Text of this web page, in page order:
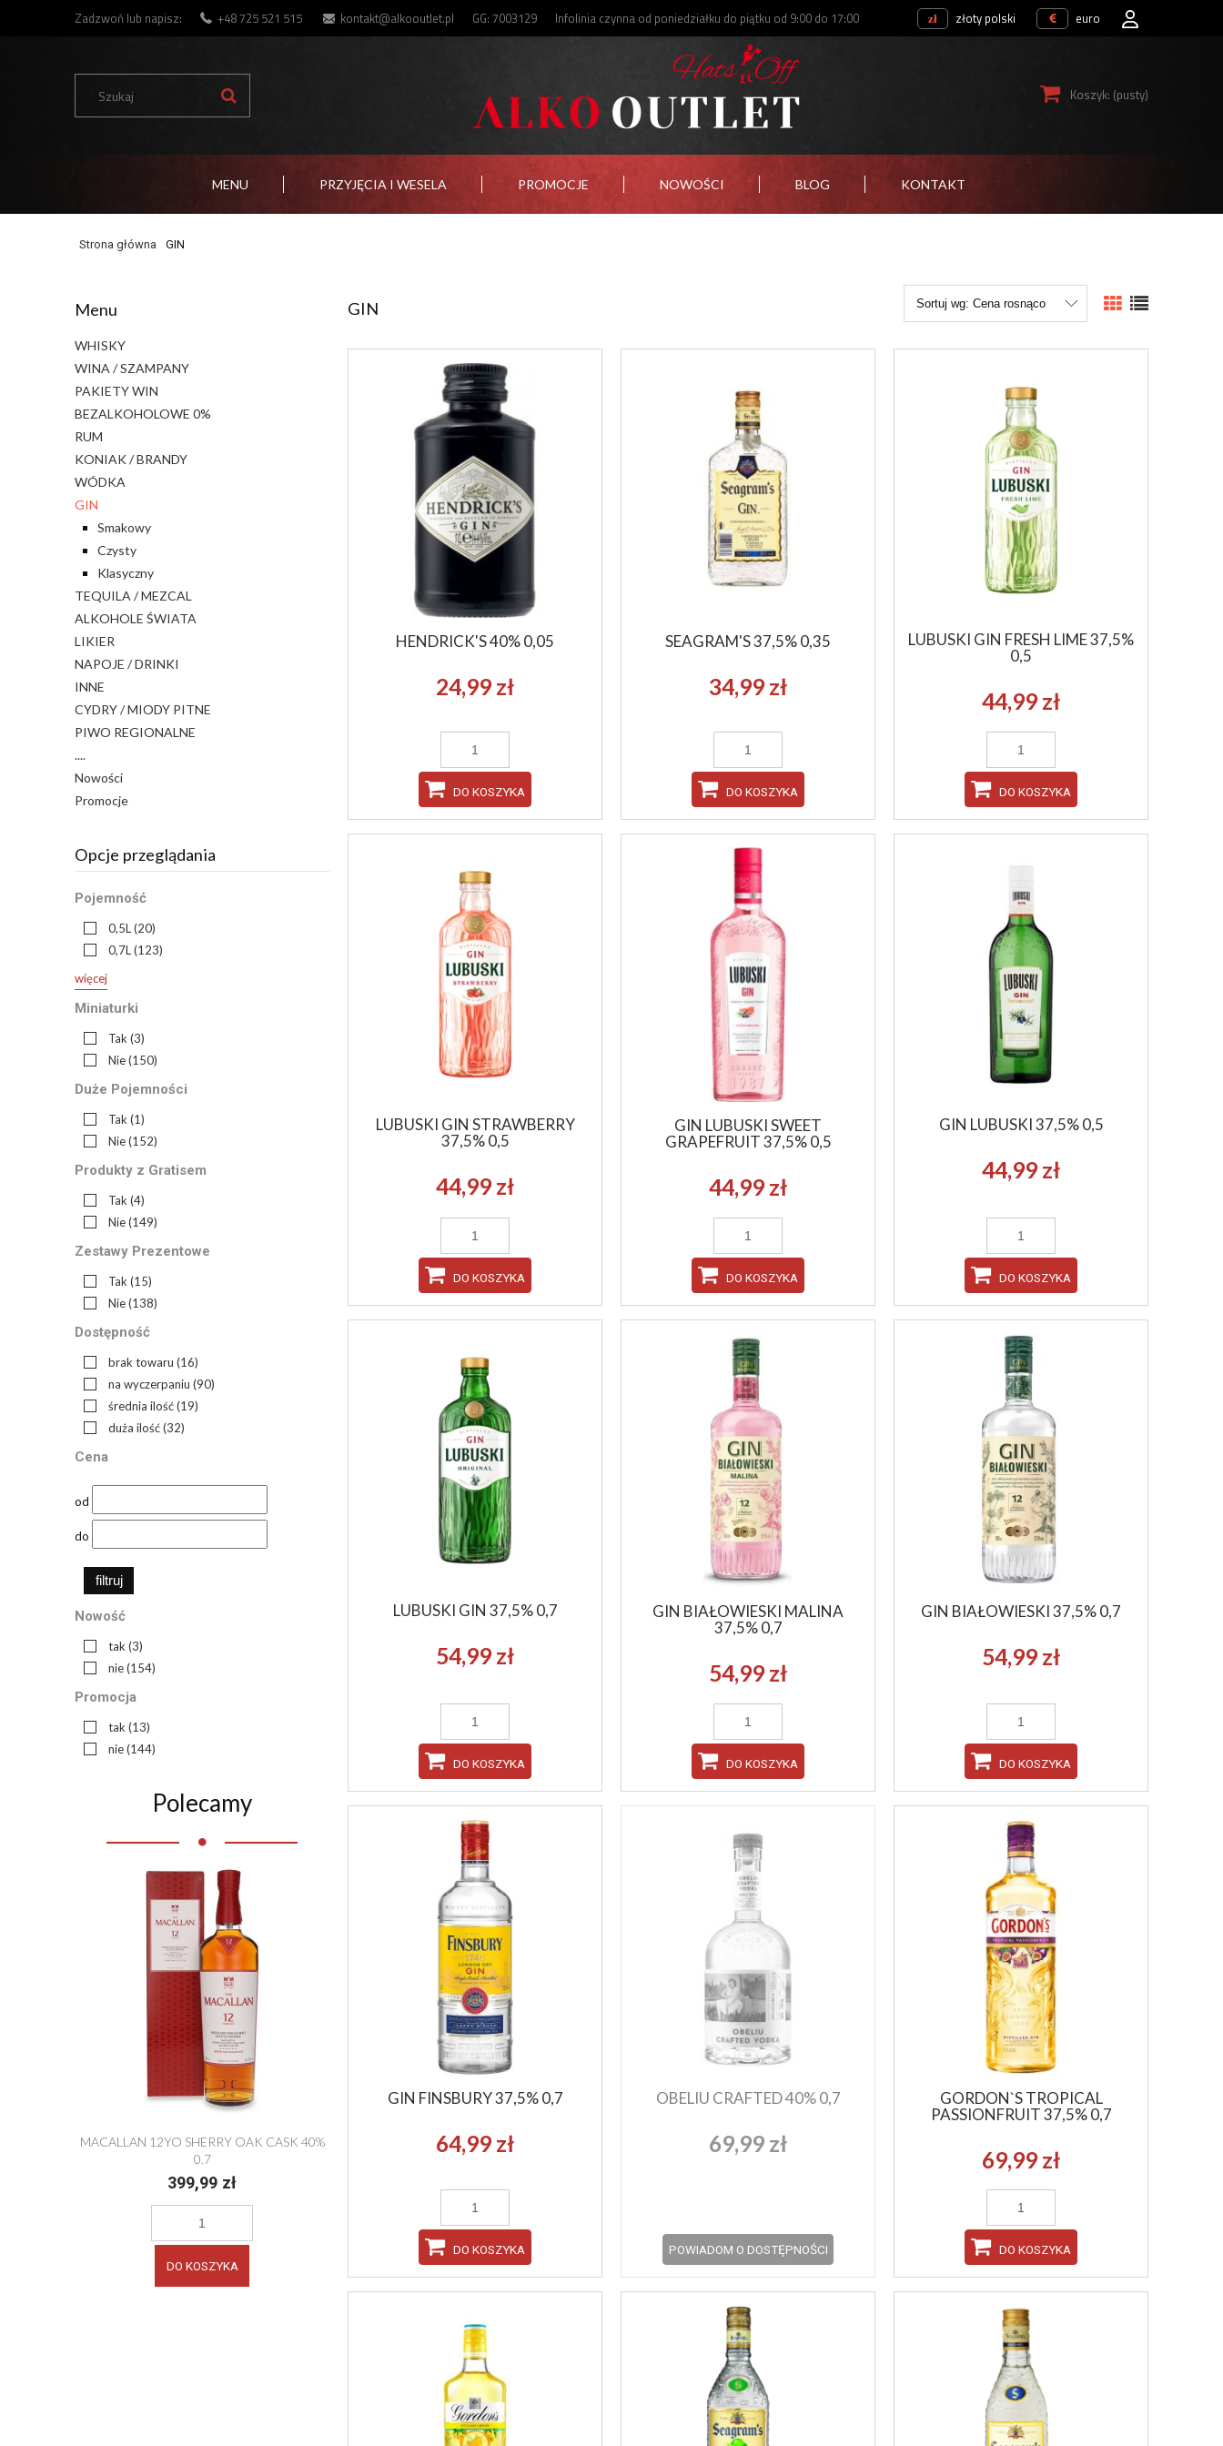
Zadzwoń lub napisz: +48 725 521 515 kontakt@alkooutlet.pl GG: 7003129 Infolinia czynna od poniedziałku do piątku od 9:00 do 17:00 złoty polski euro
Koszyk: (pusty)
MENU PRZYJĘCIA I WESELA PROMOCJE NOWOŚCI BLOG KONTAKT
Strona główna GIN
Menu
WHISKY
WINA / SZAMPANY
PAKIETY WIN
BEZALKOHOLOWE 0%
RUM
KONIAK / BRANDY
WÓDKA
GIN
Smakowy
Czysty
Klasyczny
TEQUILA / MEZCAL
ALKOHOLE ŚWIATA
LIKIER
NAPOJE / DRINKI
INNE
CYDRY / MIODY PITNE
PIWO REGIONALNE
....
Nowości
Promocje
Opcje przeglądania
Pojemność
0,5L (20)
0,7L (123)
więcej
Miniaturki
Tak (3)
Nie(150)
Duże Pojemności
Tak (1)
Nie(152)
Produkty z Gratisem
Tak (4)
Nie(149)
Zestawy Prezentowe
Tak (15)
Nie(138)
Dostępność
brak towaru (16)
na wyczerpaniu (90)
średnia ilość(19)
duża ilość(32)
Cena
od
do
filtruj
Nowość
tak (3)
nie(154)
Promocja
tak (13)
nie(144)
Polecamy
MACALLAN 12YO SHERRY OAK CASK 40%
0,7
399,99 zł
DO KOSZYKA
74,99 zł
POWIADOM O DOSTĘPNOŚCI
FIREBALL 33% 0,7
DO KOSZYKA
40% 0,7
DO KOSZYKA
GIN Sortuj wg: Cena rosnąco
HENDRICK'S 40% 0,05
24,99 zł
DO KOSZYKA
SEAGRAM'S 37,5% 0,35
34,99 zł
DO KOSZYKA
LUBUSKI GIN FRESH LIME 37,5%
0,5
44,99 zł
DO KOSZYKA
LUBUSKI GIN STRAWBERRY
37,5% 0,5
44,99 zł
DO KOSZYKA
GIN LUBUSKI SWEET
GRAPEFRUIT 37,5% 0,5
44,99 zł
DO KOSZYKA
GIN LUBUSKI 37,5% 0,5
44,99 zł
DO KOSZYKA
LUBUSKI GIN 37,5% 0,7
54,99 zł
DO KOSZYKA
GIN BIAŁOWIESKI MALINA
37,5% 0,7
54,99 zł
DO KOSZYKA
GIN BIAŁOWIESKI 37,5% 0,7
54,99 zł
DO KOSZYKA
GIN FINSBURY 37,5% 0,7
64,99 zł
DO KOSZYKA
OBELIU CRAFTED 40% 0,7
69,99 zł
POWIADOM O DOSTĘPNOŚCI
GORDON`S TROPICAL
PASSIONFRUIT 37,5% 0,7
69,99 zł
DO KOSZYKA